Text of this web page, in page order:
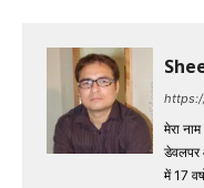
मेरा
डेवलपर
में 17